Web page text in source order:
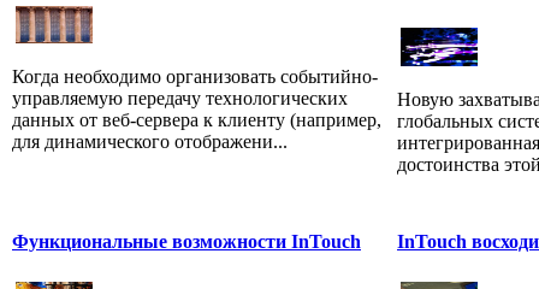
Когда необходимо организовать событийно-
управляемую передачу технологических
данных от веб-сервера к клиенту (например,
для динамического отображени...
Новую
глобальных
достоинства
Функциональные возможности InTouch InTouch